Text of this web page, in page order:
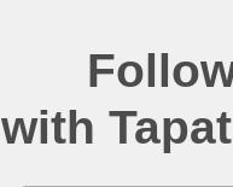
with